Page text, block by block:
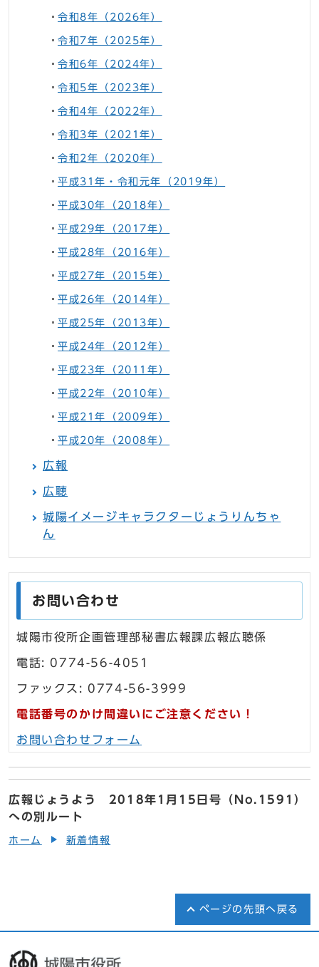
令和8年（2026年）
令和7年（2025年）
令和6年（2024年）
令和5年（2023年）
令和4年（2022年）
令和3年（2021年）
令和2年（2020年）
平成31年・令和元年（2019年）
平成30年（2018年）
平成29年（2017年）
平成28年（2016年）
平成27年（2015年）
平成26年（2014年）
平成25年（2013年）
平成24年（2012年）
平成23年（2011年）
平成22年（2010年）
平成21年（2009年）
平成20年（2008年）
広報
広聴
城陽イメージキャラクターじょうりんちゃ
ん
お問い合わせ
城陽市役所企画管理部秘書広報課広報広聴係
電話: 0774-56-4051
ファックス: 0774-56-3999
電話番号のかけ間違いにご注意ください！
お問い合わせフォーム
広報じょうよう 2018年1月15日号（No.1591）
への別ルート
ホーム 新着情報
ページの先頭へ戻る